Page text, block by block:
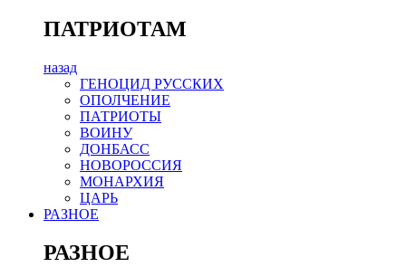
ПАТРИОТАМ
назад
ГЕНОЦИД РУССКИХ
ОПОЛЧЕНИЕ
ПАТРИОТЫ
ВОИНУ
ДОНБАСС
НОВОРОССИЯ
МОНАРХИЯ
ЦАРЬ
РАЗНОЕ
РАЗНОЕ